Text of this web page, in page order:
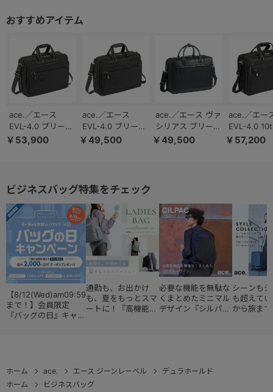
ace.／エース
EVL-4.0 ブリーフ
2気室 エキスパン
￥53,900
ace.／エース
EVL-4.0 ブリーフ
1気室 エキスパン
￥49,500
ace.／エース ヴァ
シリアス ブリーフ
B4ファイル 14.0
￥49,500
ace.／エー
EVL-4.0
ブリーフ 2
￥57,200
ビジネスバッグ特集をチェック
【8/12(Wed)am09:59
まで！】会員限定
『バッグの日』キャン
通勤も、お出かけ
も、夏をもっとスマ
ートに！『高機能レ
必要な機能を無駄な
くまとめたミニマル
デザイン『シルパッ
シーンも
も超えて
から旅ま
ホーム ace. エース ジーンレーベル
デュラホールド
ホーム
ビジネスバッグ